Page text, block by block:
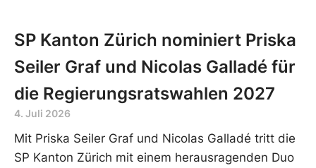
SP Kanton Zürich nominiert Priska
Seiler Graf und Nicolas Galladé für
die Regierungsratswahlen 2027
4. Juli 2026
Mit Priska Seiler Graf und Nicolas Galladé tritt die
SP Kanton Zürich mit einem herausragenden Duo